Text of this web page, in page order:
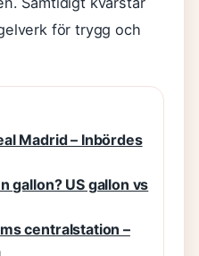
för trygg och
Madrid – Inbördes
gallon? US gallon vs
centralstation –